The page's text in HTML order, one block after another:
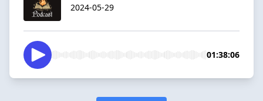
2024-05-29
01:38:06